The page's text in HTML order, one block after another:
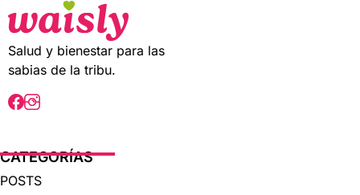
o
f
5
Salud y bienestar para las
sabias de la tribu.
CATEGORÍAS
POSTS